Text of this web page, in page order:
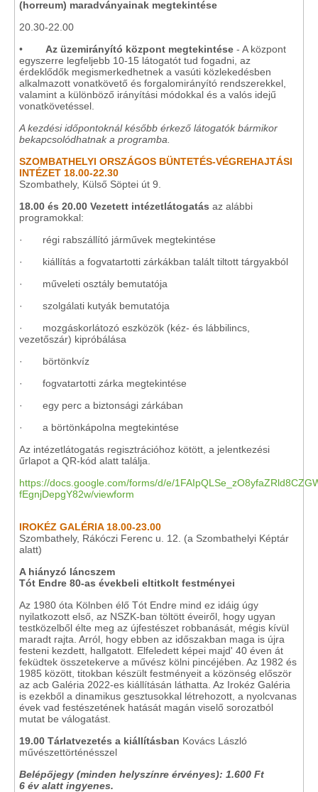
(horreum) maradványainak megtekintése
20.30-22.00
• Az üzemirányító központ megtekintése - A központ
egyszerre legfeljebb 10-15 látogatót tud fogadni, az
érdeklődők megismerkedhetnek a vasúti közlekedésben
alkalmazott vonatkövető és forgalomirányító rendszerekkel,
valamint a különböző irányítási módokkal és a valós idejű
vonatkövetéssel.
A kezdési időpontoknál később érkező látogatók bármikor
bekapcsolódhatnak a programba.
SZOMBATHELYI ORSZÁGOS BÜNTETÉS-VÉGREHAJTÁSI
INTÉZET 18.00-22.30
Szombathely, Külső Söptei út 9.
18.00 és 20.00 Vezetett intézetlátogatás az alábbi
programokkal:
· régi rabszállító járművek megtekintése
· kiállítás a fogvatartotti zárkákban talált tiltott tárgyakból
· műveleti osztály bemutatója
· szolgálati kutyák bemutatója
· mozgáskorlátozó eszközök (kéz- és lábbilincs,
vezetőszár) kipróbálása
· börtönkvíz
· fogvatartotti zárka megtekintése
· egy perc a biztonsági zárkában
· a börtönkápolna megtekintése
Az intézetlátogatás regisztrációhoz kötött, a jelentkezési
űrlapot a QR-kód alatt találja.
https://docs.google.com/forms/d/e/
fEgnjDepgY82w/viewform
IROKÉZ GALÉRIA 18.00-23.00
Szombathely, Rákóczi Ferenc u. 12. (a Szombathelyi Képtár
alatt)
A hiányzó láncszem
Tót Endre 80-as évekbeli eltitkolt festményei
Az 1980 óta Kölnben élő Tót Endre mind ez idáig úgy
nyilatkozott első, az NSZK-ban töltött éveiről, hogy ugyan
testközelből élte meg az újfestészet robbanását, mégis kívül
maradt rajta. Arról, hogy ebben az időszakban maga is újra
festeni kezdett, hallgatott. Elfeledett képei majd' 40 éven át
feküdtek összetekerve a művész kölni pincéjében. Az 1982 és
1985 között, titokban készült festményeit a közönség először
az acb Galéria 2022-es kiállításán láthatta. Az Irokéz Galéria
is ezekből a dinamikus gesztusokkal létrehozott, a nyolcvanas
évek vad festészetének hatását magán viselő sorozatból
mutat be válogatást.
19.00 Tárlatvezetés a kiállításban Kovács László
művészettörténésszel
Belépőjegy (minden helyszínre érvényes): 1.600 Ft
6 év alatt ingyenes.